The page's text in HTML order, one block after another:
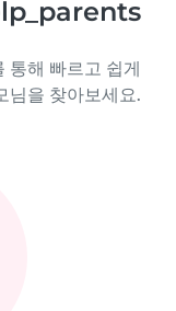
해 빠르고 쉽게
님을 찾아보세요.